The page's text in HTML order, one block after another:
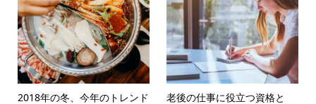
2018年の冬、今年のトレンド
老後の仕事に役立つ資格と